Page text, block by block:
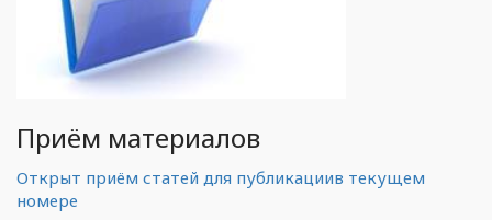
Приём материалов
Открыт приём статей для публикациив текущем
номере